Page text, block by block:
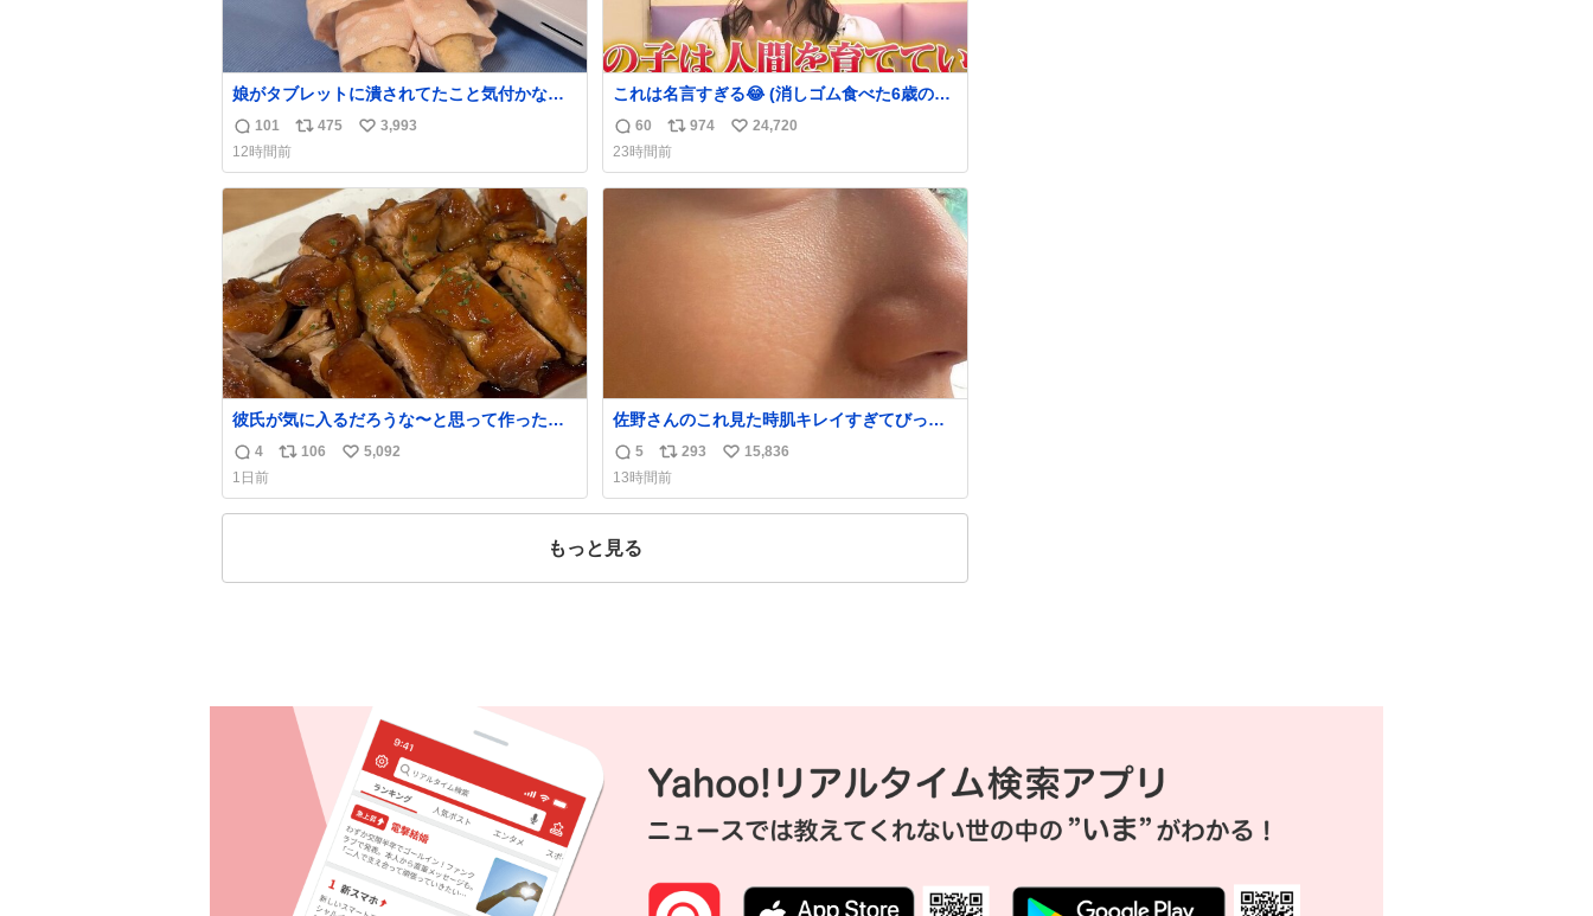
娘がタブレットに潰されてたこと気付かなか
った。 旦那だけは娘の波長を感じ取れるから
声出せずともSOSが伝わったらしい。 急いで
旦那が救出して、泣きじゃくる娘に自分も謝
って抱きしめようとしたら、ビンタされてし
まった。3回ほど。 小さい手だけど、地味に
痛い。 その後、娘は旦那に泣きついてた。
返
信
数
101
リ
ス
ト
数
475
い
ね
数
3,993
12時間前
これは名言すぎる😂 (消しゴム食べた6歳の弟
を思い出しながら)
返
信
数
60
リ
ポ
ス
ト
974
い
ね
数
24,720
23時間前
彼氏が気に入るだろうな〜と思って作ったら
想像の何倍も美味しい美味しい言ってくれて
嬉しい
返
信
数
4
リ
ス
106
い
ね
5,092
1日前
佐野さんのこれ見た時肌キレイすぎてびっく
りしたし、やはりアイドルって体型･肌管理す
ごすぎる
返
信
数
5
リ
ポ
ス
293
い
ね
15,836
13時間前
もっと見る